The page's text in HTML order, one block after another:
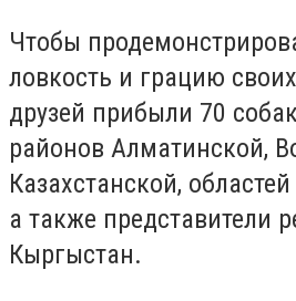
Чтобы
ловкость и грацию
друзей прибыли 70
районов Алматинской,
Казахстанской,
а также представители
Кыргыстан.